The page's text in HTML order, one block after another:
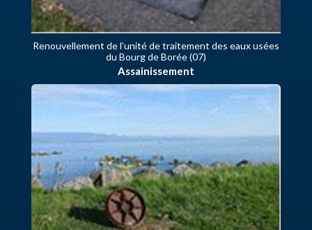
Renouvellement de l’unité de traitement des eaux usées
du Bourg de Borée (07)
Assainissement